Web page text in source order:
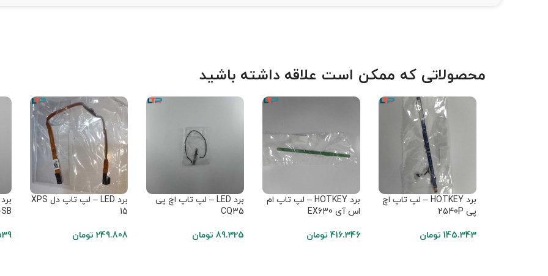
محصولاتی که ممکن است علاقه داشته باشید
برد HOTKEY – لپ تاپ اچ
پی 2540P
145.343 تومان
برد HOTKEY – لپ تاپ ام
اس آی EX630
416.346 تومان
برد LED – لپ تاپ اچ پی
CQ35
89.325 تومان
برد LED – لپ تاپ دل XPS
15
249.808 تومان